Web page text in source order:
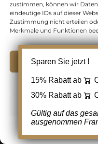
zustimmen, können wir
eindeutige IDs auf dieser
Zustimmung nicht erteilen
Merkmale und Funktionen
Schweiz
Vatikan
Vereinte Nationen
Vorphilatelie
Zensurbelege
Sparen Sie jetzt !
15% Rabatt ab
30% Rabatt ab
Gültig auf das
ausgenommen